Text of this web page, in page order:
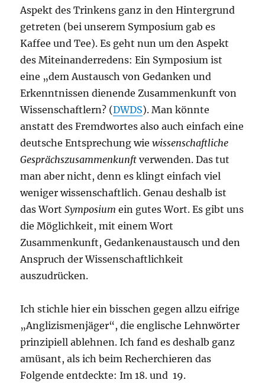
Aspekt des Trinkens ganz in den Hintergrund
getreten (bei unserem Symposium gab es
Kaffee und Tee). Es geht nun um den Aspekt
des Miteinanderredens: Ein Symposium ist
eine „dem Austausch von Gedanken und
Erkenntnissen dienende Zusammenkunft von
Wissenschaftlern? (DWDS). Man könnte
anstatt des Fremdwortes also auch einfach eine
deutsche Entsprechung wiewissenschaftliche
Gesprächszusammenkunft verwenden. Das tut
man aber nicht, denn es klingt einfach viel
weniger wissenschaftlich. Genau deshalb ist
das WortSymposium ein gutes Wort. Es gibt uns
die Möglichkeit, mit einem Wort
Zusammenkunft, Gedankenaustausch und den
Anspruch der Wissenschaftlichkeit
auszudrücken.
Ich stichle hier ein bisschen gegen allzu eifrige
„Anglizismenjäger“, die englische Lehnwörter
prinzipiell ablehnen. Ich fand es deshalb ganz
amüsant, als ich beim Recherchieren das
Folgende entdeckte: Im 18. und 19.